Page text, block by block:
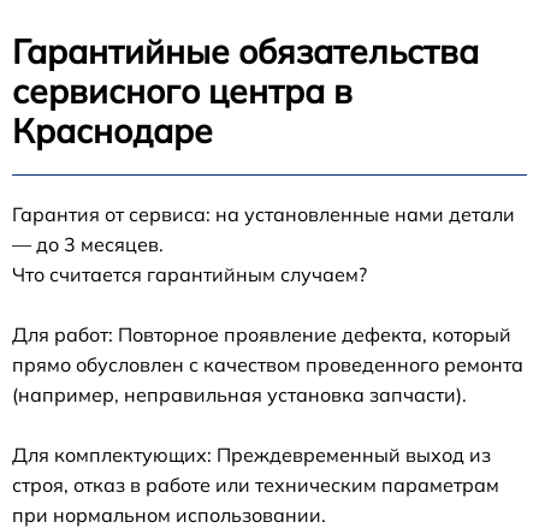
Гарантийные обязательства
сервисного центра в
Краснодаре
Гарантия от сервиса: на установленные нами детали
— до 3 месяцев.
Что считается гарантийным случаем?
Для работ: Повторное проявление дефекта, который
прямо обусловлен с качеством проведенного ремонта
(например, неправильная установка запчасти).
Для комплектующих: Преждевременный выход из
строя, отказ в работе или техническим параметрам
при нормальном использовании.